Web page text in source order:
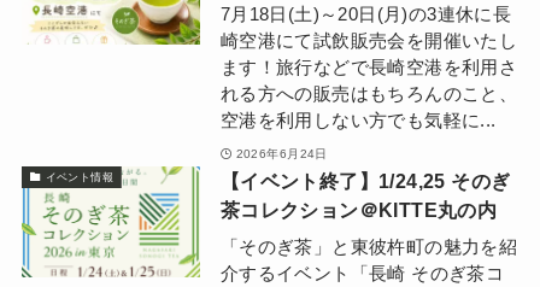
7月18日(土)～20日(月)の3連休に長
崎空港にて試飲販売会を開催いたし
ます！旅行などで長崎空港を利用さ
れる方への販売はもちろんのこと、
空港を利用しない方でも気軽に...
2026年6月24日
イベント情報
【イベント終了】1/24,25 そのぎ
茶コレクション＠KITTE丸の内
「そのぎ茶」と東彼杵町の魅力を紹
介するイベント「長崎 そのぎ茶コ